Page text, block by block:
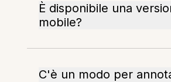
È disponibile una
mobile?
C'è un modo per